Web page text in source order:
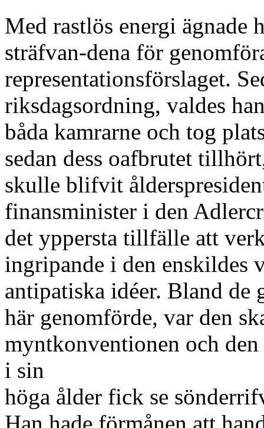
Med rastlös energi ägnade
sträfvan-dena för
representationsförslaget.
riksdagsordning, valdes
båda kamrarne och tog
sedan dess oafbrutet
skulle blifvit
finansminister i den
det yppersta tillfälle att
ingripande i den enskildes
antipatiska idéer. Bland de
här genomförde, var den
myntkonventionen och
i sin
höga ålder fick se